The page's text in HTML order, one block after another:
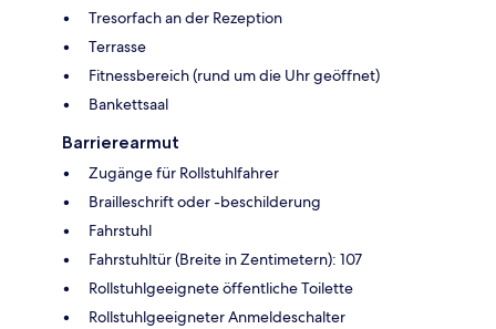
Tresorfach an der Rezeption
Terrasse
Fitnessbereich (rund um die Uhr geöffnet)
Bankettsaal
Barrierearmut
Zugänge für Rollstuhlfahrer
Brailleschrift oder -beschilderung
Fahrstuhl
Fahrstuhltür (Breite in Zentimetern): 107
Rollstuhlgeeignete öffentliche Toilette
Rollstuhlgeeigneter Anmeldeschalter